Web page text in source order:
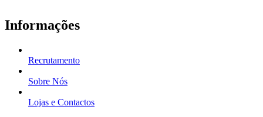
Informações
Recrutamento
Sobre Nós
Lojas e Contactos